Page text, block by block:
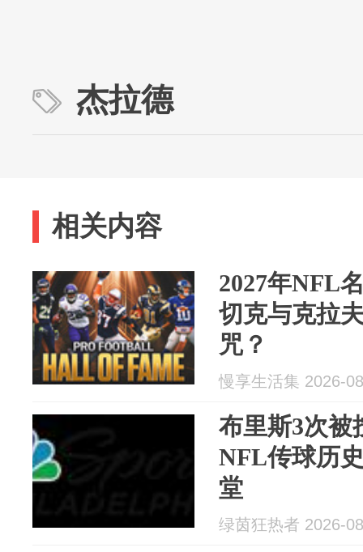
杰拉德
相关内容
2027年NFL
切克与克拉
咒？
慢享生活集 2026-
布里斯3次被
NFL传球历
堂
绿茵狂热者 2026-